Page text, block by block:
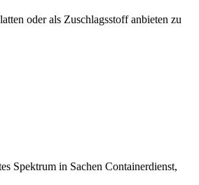
oder als Zuschlagsstoff anbieten zu
Spektrum in Sachen Containerdienst,